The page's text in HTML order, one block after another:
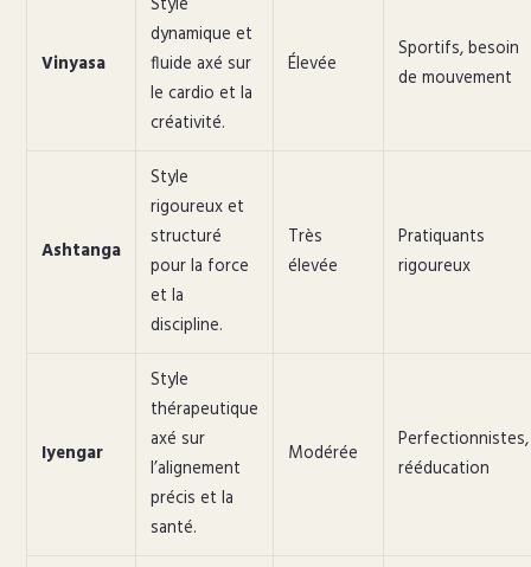
Vinyasa
dynamique et
fluide axé sur
le cardio et la
créativité.
Élevée
Sportifs, besoin
de mouvement
Ashtanga
Style
rigoureux et
structuré
pour la force
et la
discipline.
Très
élevée
Pratiquants
rigoureux
Iyengar
Style
thérapeutique
axé sur
l’alignement
précis et la
santé.
Modérée
Perfectionnistes,
rééducation